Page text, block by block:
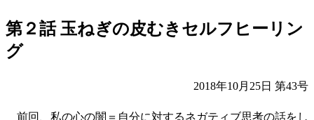
第２話 玉ねぎの皮むきセルフヒーリン
グ
2018年10月25日 第43号
前回、私の心の闇＝自分に対するネガティブ思考の話をし